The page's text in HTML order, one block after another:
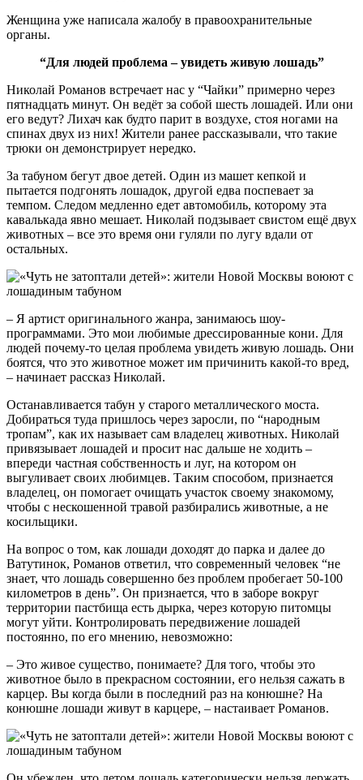
Женщина уже написала жалобу в правоохранительные
органы.
“Для людей проблема – увидеть живую лошадь”
Николай Романов встречает нас у “Чайки” примерно через
пятнадцать минут. Он ведёт за собой шесть лошадей. Или они
его ведут? Лихач как будто парит в воздухе, стоя ногами на
спинах двух из них! Жители ранее рассказывали, что такие
трюки он демонстрирует нередко.
За табуном бегут двое детей. Один из машет кепкой и
пытается подгонять лошадок, другой едва поспевает за
темпом. Следом медленно едет автомобиль, которому эта
кавалькада явно мешает. Николай подзывает свистом ещё двух
животных – все это время они гуляли по лугу вдали от
остальных.
– Я артист оригинального жанра, занимаюсь шоу-
программами. Это мои любимые дрессированные кони. Для
людей почему-то целая проблема увидеть живую лошадь. Они
боятся, что это животное может им причинить какой-то вред,
– начинает рассказ Николай.
Останавливается табун у старого металлического моста.
Добираться туда пришлось через заросли, по “народным
тропам”, как их называет сам владелец животных. Николай
привязывает лошадей и просит нас дальше не ходить –
впереди частная собственность и луг, на котором он
выгуливает своих любимцев. Таким способом, признается
владелец, он помогает очищать участок своему знакомому,
чтобы с нескошенной травой разбирались животные, а не
косильщики.
На вопрос о том, как лошади доходят до парка и далее до
Ватутинок, Романов ответил, что современный человек “не
знает, что лошадь совершенно без проблем пробегает 50-100
километров в день”. Он признается, что в заборе вокруг
территории пастбища есть дырка, через которую питомцы
могут уйти. Контролировать передвижение лошадей
постоянно, по его мнению, невозможно:
– Это живое существо, понимаете? Для того, чтобы это
животное было в прекрасном состоянии, его нельзя сажать в
карцер. Вы когда были в последний раз на конюшне? На
конюшне лошади живут в карцере, – настаивает Романов.